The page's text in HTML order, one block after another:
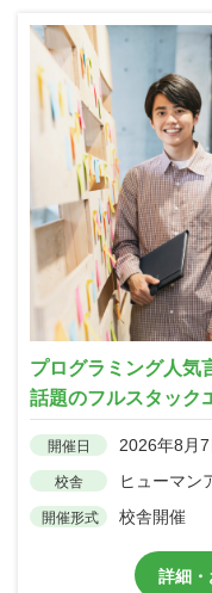
プログラミング人気
話題のフルスタック
開催日 2026年8月
校舎 ヒューマン
開催形式 校舎開催
詳細・